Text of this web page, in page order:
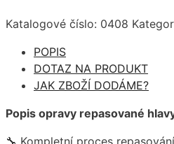
Katalogové číslo: 0408
POPIS
DOTAZ NA PRODUKT
JAK ZBOŽÍ DODÁME?
Popis opravy repasované
🔧 Kompletní proces